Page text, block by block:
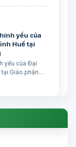
yếu của
Huế tại
yếu của Đại
tại Giáo phận
t…